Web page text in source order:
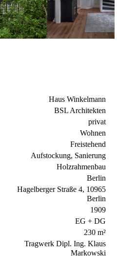
Haus Winkelmann
BSL Architekten
privat
Wohnen
Freistehend
Aufstockung, Sanierung
Holzrahmenbau
Berlin
Hagelberger Straße 4, 10965
Berlin
1909
EG + DG
230 m²
Tragwerk Dipl. Ing. Klaus
Markowski